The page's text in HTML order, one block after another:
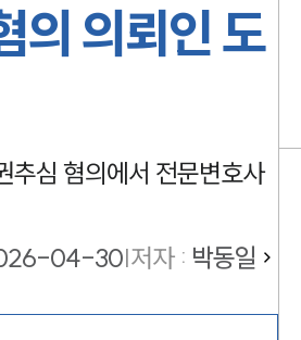
의 의뢰인 도
추심 혐의에서 전문변호사
04-30|저자 : 박동일